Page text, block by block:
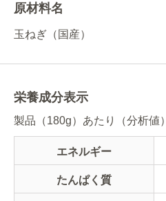
原材料名
玉ねぎ（国産）
栄養成分表示
製品（180g）あたり（分析値）
エネルギー
たんぱく質